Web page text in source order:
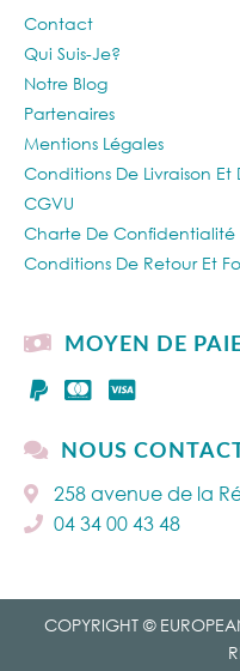
Contact
Qui Suis-Je?
Notre Blog
Partenaires
Mentions Légales
Conditions De Livraison
CGVU
Charte De Confidentialité
Conditions De Retour Et
MOYEN DE
NOUS
258 avenue de la
04 34 00 43 48
COPYRIGHT ©